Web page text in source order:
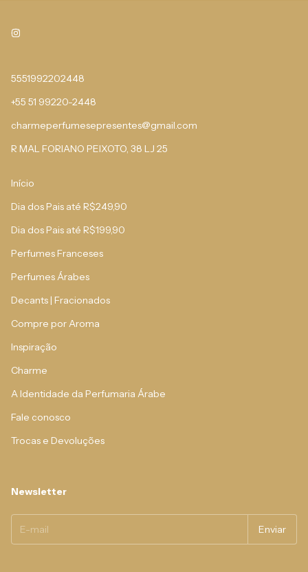
5551992202448
+55 51 99220-2448
charmeperfumesepresentes@gmail.com
R MAL FORIANO PEIXOTO, 38 LJ 25
Início
Dia dos Pais até R$249,90
Dia dos Pais até R$199,90
Perfumes Franceses
Perfumes Árabes
Decants | Fracionados
Compre por Aroma
Inspiração
Charme
A Identidade da Perfumaria Árabe
Fale conosco
Trocas e Devoluções
Newsletter